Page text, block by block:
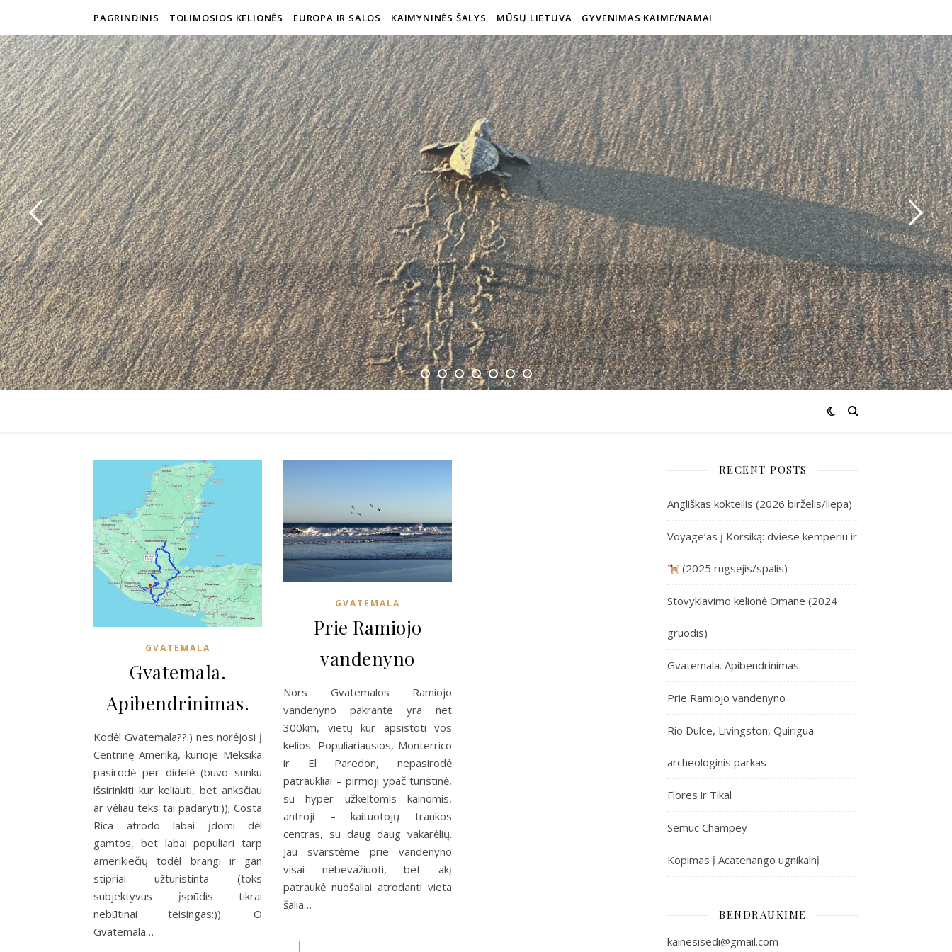
PAGRINDINIS TOLIMOSIOS KELIONĖS EUROPA IR SALOS KAIMYNINĖS ŠALYS MŪSŲ LIETUVA GYVENIMAS KAIME/NAMAI
GVATEMALA
Gvatemala.
Apibendrinimas.
Kodėl Gvatemala??:) nes norėjosi į
Centrinę Ameriką, kurioje Meksika
pasirodė per didelė (buvo sunku
išsirinkiti kur keliauti, bet anksčiau
ar vėliau teks tai padaryti:)); Costa
Rica atrodo labai įdomi dėl
gamtos, bet labai populiari tarp
amerikiečių todėl brangi ir gan
stipriai užturistinta (toks
subjektyvus įspūdis tikrai
nebūtinai teisingas:)). O
Gvatemala…
GVATEMALA
Prie Ramiojo
vandenyno
Nors Gvatemalos Ramiojo
vandenyno pakrantė yra net
300km, vietų kur apsistoti vos
kelios. Populiariausios, Monterrico
ir El Paredon, nepasirodė
patraukliai – pirmoji ypač turistinė,
su hyper užkeltomis kainomis,
antroji – kaituotojų traukos
centras, su daug daug vakarėlių.
Jau svarstėme prie vandenyno
visai nebevažiuoti, bet akį
patraukė nuošaliai atrodanti vieta
šalia…
RECENT POSTS
Angliškas kokteilis (2026 birželis/liepa)
Voyage’as į Korsiką: dviese kemperiu ir
(2025 rugsėjis/spalis)
Stovyklavimo kelionė Omane (2024
gruodis)
Gvatemala. Apibendrinimas.
Prie Ramiojo vandenyno
Rio Dulce, Livingston, Quirigua
archeologinis parkas
Flores ir Tikal
Semuc Champey
Kopimas į Acatenango ugnikalnį
BENDRAUKIME
kainesisedi@gmail.com